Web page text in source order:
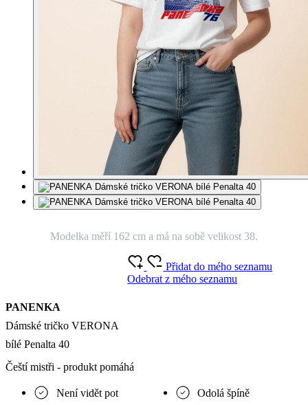
Modelka měří 162 cm a má na sobě velikost 38.
PANENKA
Dámské tričko VERONA
bílé Penalta 40
Přidat do mého seznamu
Odebrat z mého seznamu
Čeští mistři - produkt pomáhá
Není vidět pot Odolá špíně